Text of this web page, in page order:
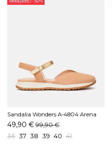
Sandalia Wonders A-4804 Arena
49,90 €99,90 €
36 37 38 39 40 41